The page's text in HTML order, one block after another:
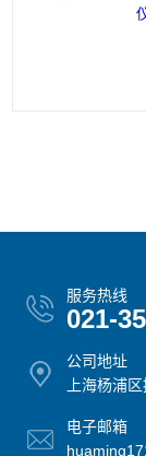
服务热线
021-
公司地址
上海杨浦
电子邮箱